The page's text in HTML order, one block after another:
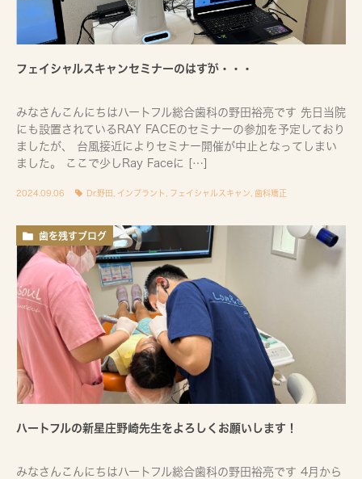
フェイシャルスキャンセミナーのはずが・・・
みなさんこんにちはハートフル総合歯科の野田裕亮です 先日当院
にも設置されているRAY FACEのセミナーの参加を予定しており
ましたが、 台風接近によりセミナー開催が中止となってしまい
ました。 ここで少しRay Faceに […]
2024.09.06 Dr.野田 インプラント フェイシャルスキャン 歯科矯正
歯を残すブログ
ハートフルの新星庄野崎先生をよろしくお願いします！
みなさんこんにちはハートフル総合歯科の野田裕亮です 4月から